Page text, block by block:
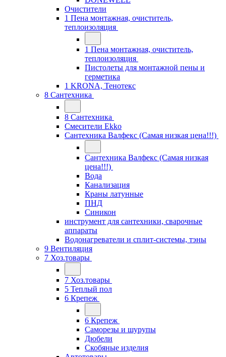
Очистители
1 Пена монтажная, очиститель,
теплоизоляция
1 Пена монтажная, очиститель,
теплоизоляция
Пистолеты для монтажной пены и
герметика
1 KRONA, Тенотекс
8 Сантехника
8 Сантехника
Смесители Ekko
Сантехника Валфекс (Самая низкая цена!!!)
Сантехника Валфекс (Самая низкая
цена!!!)
Вода
Канализация
Краны латунные
ПНД
Синикон
инструмент для сантехники, сварочные
аппараты
Водонагреватели и сплит-системы, тэны
9 Вентиляция
7 Хоз.товары
7 Хоз.товары
5 Теплый пол
6 Крепеж
6 Крепеж
Саморезы и шурупы
Дюбели
Скобяные изделия